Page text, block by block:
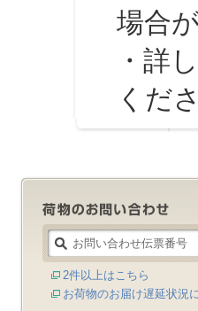
場合
・詳
くだ
2件以上はこちら
お荷物のお届け遅延状況